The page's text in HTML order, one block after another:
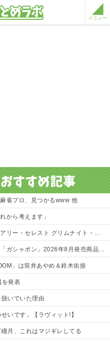
メニュー
雀プロ、見つかるwww 他
から考えます」
ムナイト・リーパー」フィギュア【10日予約開始】
」2026年8月発売商品【発売スケジュール】
」は筒井あやめ＆鈴木佑捺
を発表
いでいた理由
いです」【ラヴィット!】
月、これはマジギレしてる